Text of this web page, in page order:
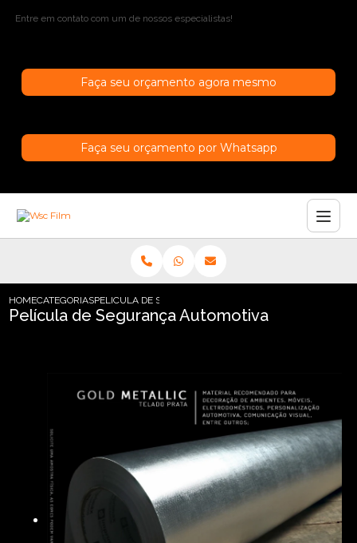
Entre em contato com um de nossos especialistas!
Faça seu orçamento agora mesmo
Faça seu orçamento por Whatsapp
HOMECATEGORIASPELICULA DE SEGURANCA AUTOMOTIVA
Película de Segurança Automotiva